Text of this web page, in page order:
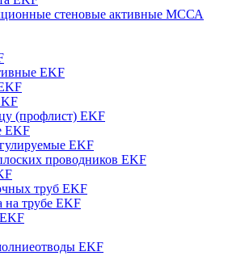
стеновые активные МССА
EKF
(профлист) EKF
EKF
EKF
проводников EKF
труб EKF
на трубе EKF
EKF